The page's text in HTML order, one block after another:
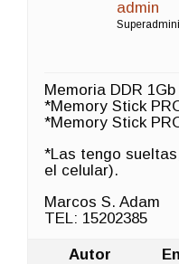
admin
Memoria DDR
*Memory Stick
*Memory Stick
*Las tengo
el celular).
Marcos S. Adam
TEL: 15202385
Autor